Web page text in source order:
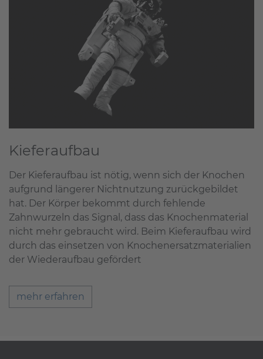
Kieferaufbau
Der Kieferaufbau ist nötig, wenn sich der Knochen
aufgrund längerer Nichtnutzung zurückgebildet
hat. Der Körper bekommt durch fehlende
Zahnwurzeln das Signal, dass das Knochenmaterial
nicht mehr gebraucht wird. Beim Kieferaufbau wird
durch das einsetzen von Knochenersatzmaterialien
der Wiederaufbau gefördert
mehr erfahren